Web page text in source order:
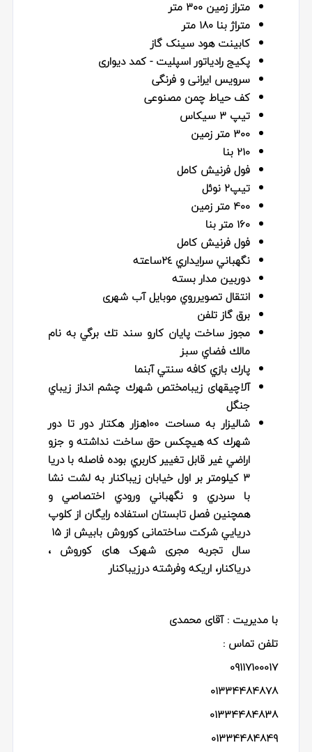
متراز زمین ۳۰۰ متر
متراژ بنا ۱۸۰ متر
کابینت هود سینک گاز
پکیج رادیاتور اسپلیت - کمد دیواری
سرویس ایرانی و فرنگی
کف حیاط چمن مصنوعی
تیپ ۳ سیکاس
300 متر زمین
210 بنا
فول فرنیش کامل
تیپ۲ نوئل
400 متر زمین
160 متر بنا
فول فرنیش کامل
نگهباني سرايداري ٢٤ساعته
دوربين مدار بسته
انتقال تصويرروي موبايل آب شهری
برق گاز تلفن
مجوز ساخت پايان كارو سند تك برگي به نام
مالك فضاي سبز
پارك بازي كافه سنتي آبنما
آلاچيقهای زيبامختص شهرك چشم انداز زيباي
جنگل
شاليزار به مساحت ١٠٠هزار هكتار دور تا دور
شهرك كه هيچكس حق ساخت نداشته و جزو
اراضي غير قابل تغيير كاربري بوده فاصله با دريا
٣ كيلومتر بر اول خيابان زيباكنار به لشت نشا
با سردري و نگهباني ورودي اختصاصي و
همچنين فصل تابستان استفاده رايگان از كلوپ
سال تجربه مجری شهرک های کوروش ،
دریاکنار، اریکه وفرشته درزیباکنار
با مدیریت : آقای محمدی
تلفن تماس :
09117100017
01334484878
01334484838
01334484849